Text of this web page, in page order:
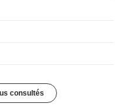
consultés